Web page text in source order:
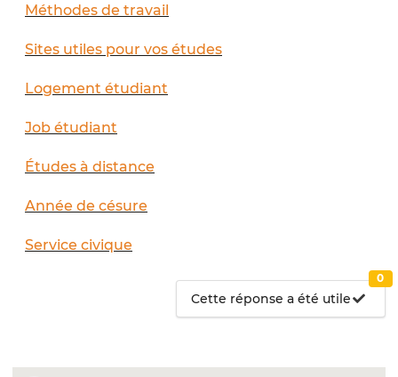
Méthodes de travail
Sites utiles pour vos études
Logement étudiant
Job étudiant
Études à distance
Année de césure
Service civique
Cette réponse a été utile
0